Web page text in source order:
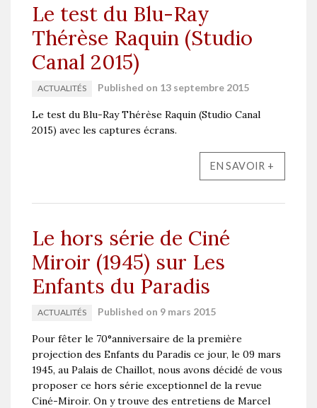
Le test du Blu-Ray
Thérèse Raquin (Studio
Canal 2015)
ACTUALITÉS Published on 13 septembre 2015
Le test du Blu-Ray Thérèse Raquin (Studio Canal
2015) avec les captures écrans.
EN SAVOIR +
Le hors série de Ciné
Miroir (1945) sur Les
Enfants du Paradis
ACTUALITÉS Published on 9 mars 2015
Pour fêter le 70°anniversaire de la première
projection des Enfants du Paradis ce jour, le 09 mars
1945, au Palais de Chaillot, nous avons décidé de vous
proposer ce hors série exceptionnel de la revue
Ciné-Miroir. On y trouve des entretiens de Marcel